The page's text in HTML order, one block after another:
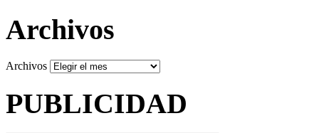
Archivos
Archivos
PUBLICIDAD